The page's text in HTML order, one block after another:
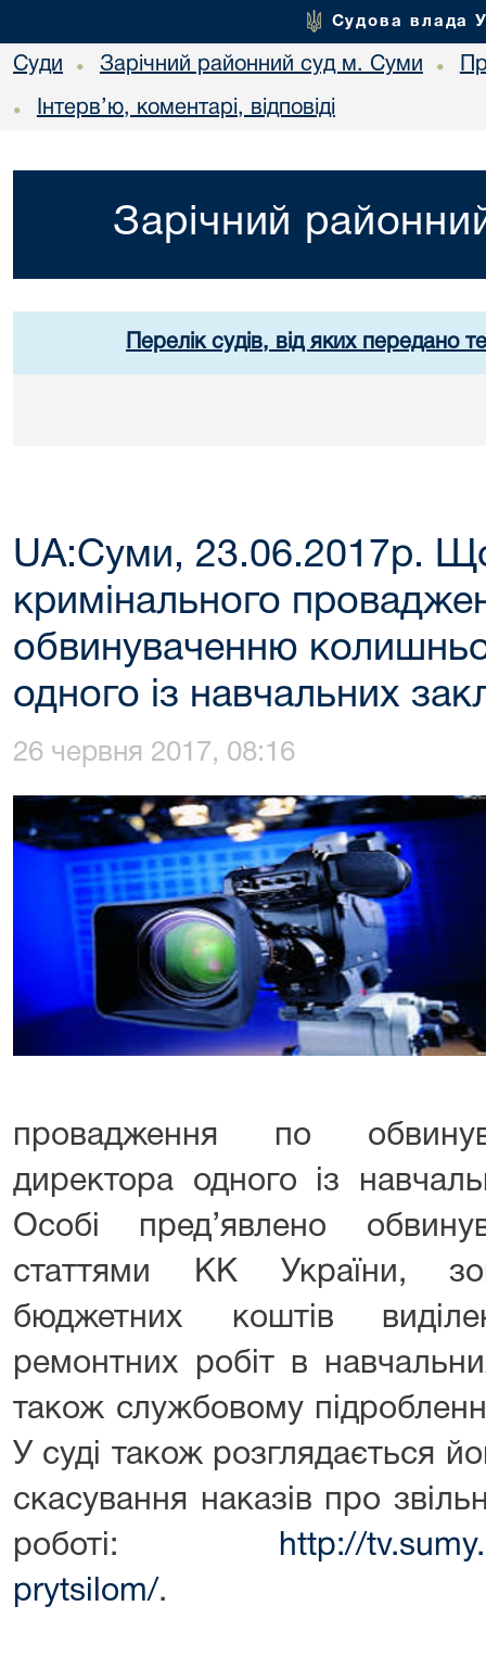
Судова влада
Суди • Зарічний районний суд м. Суми •
• Інтерв’ю, коментарі, відповіді
Зарічний
Перелік судів, від яких передано
UA:Суми, 23.06.2017р.
кримінального
обвинуваченню
одного із навчальних
26 червня 2017, 08:16
провадження по
директора одного із
Особі пред’явлено
статтями КК України,
бюджетних коштів
ремонтних робіт в
також службовому
У суді також розглядається
скасування наказів про
роботі:
http://
prytsilom/.